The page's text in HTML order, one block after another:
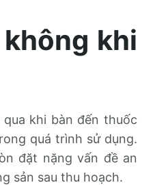
khi
khi bàn đến thuốc
quá trình sử dụng.
đặt nặng vấn đề an
sản sau thu hoạch.